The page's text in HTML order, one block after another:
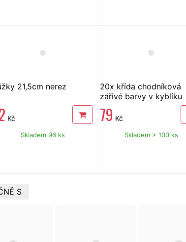
21,5cm nerez
Kč
Skladem 96 ks
20x křída chodníková
zářivé barvy v kyblíku
79 Kč
Skladem > 100 ks
S